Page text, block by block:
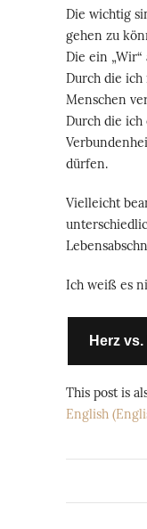
Die wichtig
gehen zu
Die ein „Wir“
Durch die ich
Menschen
Durch die
dürfen.
Vielleicht
Ich weiß es
Herz
This post is
English (